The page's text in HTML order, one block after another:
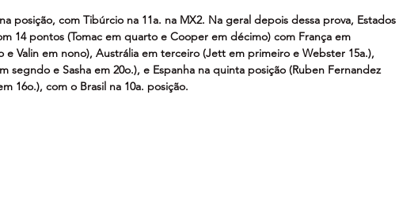
posição, com Tibúrcio na 11a. na MX2. Na geral depois dessa prova, Estados
14 pontos (Tomac em quarto e Cooper em décimo) com França em
Valin em nono), Austrália em terceiro (Jett em primeiro e Webster 15a.),
segndo e Sasha em 20o.), e Espanha na quinta posição (Ruben Fernandez
16o.), com o Brasil na 10a. posição.